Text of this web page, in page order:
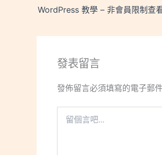
WordPress 教學 – 非會員限制查
發表留言
發佈留言必須填寫的電子郵